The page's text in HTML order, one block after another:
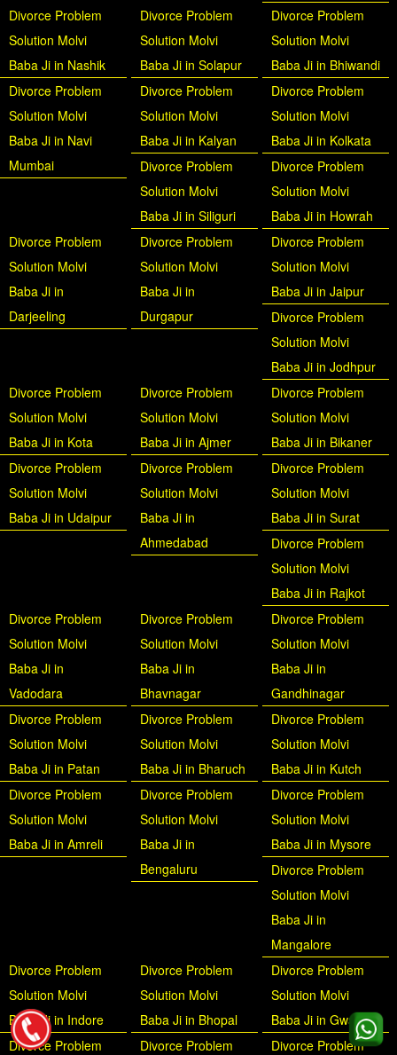
Divorce Problem
Solution Molvi
Baba Ji in Nashik
Divorce Problem
Solution Molvi
Baba Ji in Solapur
Divorce Problem
Solution Molvi
Baba Ji in Bhiwandi
Divorce Problem
Solution Molvi
Baba Ji in Navi
Mumbai
Divorce Problem
Solution Molvi
Baba Ji in Kalyan
Divorce Problem
Solution Molvi
Baba Ji in Kolkata
Divorce Problem
Solution Molvi
Baba Ji in Siliguri
Divorce Problem
Solution Molvi
Baba Ji in Howrah
Divorce Problem
Solution Molvi
Baba Ji in
Darjeeling
Divorce Problem
Solution Molvi
Baba Ji in
Durgapur
Divorce Problem
Solution Molvi
Baba Ji in Jaipur
Divorce Problem
Solution Molvi
Baba Ji in Jodhpur
Divorce Problem
Solution Molvi
Baba Ji in Kota
Divorce Problem
Solution Molvi
Baba Ji in Ajmer
Divorce Problem
Solution Molvi
Baba Ji in Bikaner
Divorce Problem
Solution Molvi
Baba Ji in Udaipur
Divorce Problem
Solution Molvi
Baba Ji in
Ahmedabad
Divorce Problem
Solution Molvi
Baba Ji in Surat
Divorce Problem
Solution Molvi
Baba Ji in Rajkot
Divorce Problem
Solution Molvi
Baba Ji in
Vadodara
Divorce Problem
Solution Molvi
Baba Ji in
Bhavnagar
Divorce Problem
Solution Molvi
Baba Ji in
Gandhinagar
Divorce Problem
Solution Molvi
Baba Ji in Patan
Divorce Problem
Solution Molvi
Baba Ji in Bharuch
Divorce Problem
Solution Molvi
Baba Ji in Kutch
Divorce Problem
Solution Molvi
Baba Ji in Amreli
Divorce Problem
Solution Molvi
Baba Ji in
Bengaluru
Divorce Problem
Solution Molvi
Baba Ji in Mysore
Divorce Problem
Solution Molvi
Baba Ji in
Mangalore
Divorce Problem
Solution Molvi
Baba Ji in Indore
Divorce Problem
Solution Molvi
Baba Ji in Bhopal
Divorce Problem
Solution Molvi
Baba Ji in Gwalior
Divorce Problem
Divorce Problem Divorce Problem